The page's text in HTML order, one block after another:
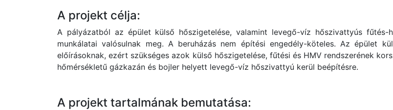
A projekt célja:
A pályázatból az épület külső hőszigetelése, valamint levegő-víz hőszivattyús fűtés-
munkálatai valósulnak meg. A beruházás nem építési engedély-köteles. Az épület
előírásoknak, ezért szükséges azok külső hőszigetelése, fűtési és HMV rendszerének
hőmérsékletű gázkazán és bojler helyett levegő-víz hőszivattyú kerül beépítésre.
A projekt tartalmának bemutatása: